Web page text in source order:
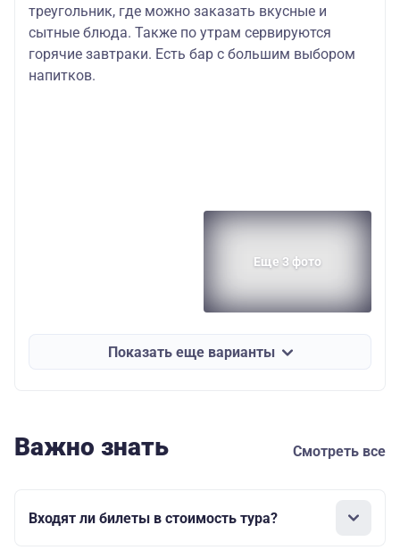
треугольник, где можно заказать вкусные и
сытные блюда. Также по утрам сервируются
горячие завтраки. Есть бар с большим выбором
напитков.
Еще 3 фото
Показать еще варианты
Важно знать Смотреть все
Входят ли билеты в стоимость тура?